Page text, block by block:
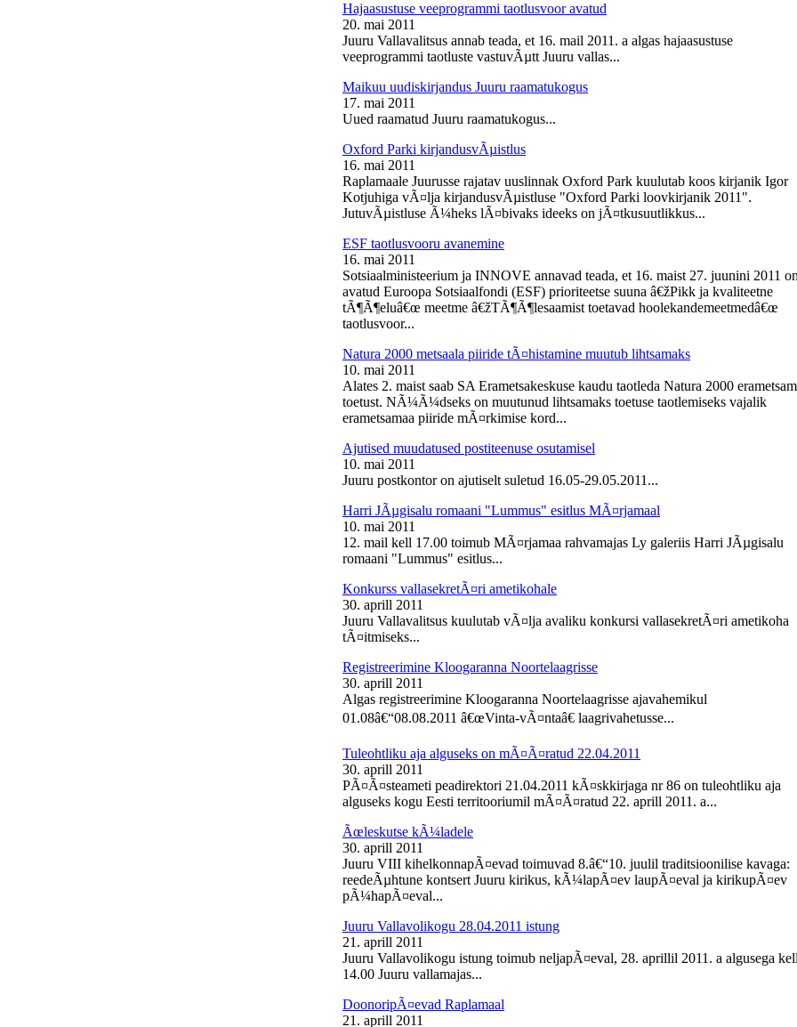
Hajaasustuse veeprogrammi taotlusvoor avatud
20. mai 2011
Juuru Vallavalitsus annab teada, et 16. mail 2011. a algas hajaasustuse
veeprogrammi taotluste vastuvÃµtt Juuru vallas...
Maikuu uudiskirjandus Juuru raamatukogus
17. mai 2011
Uued raamatud Juuru raamatukogus...
Oxford Parki kirjandusvÃµistlus
16. mai 2011
Raplamaale Juurusse rajatav uuslinnak Oxford Park kuulutab koos kirjanik Igor
Kotjuhiga vÃ¤lja kirjandusvÃµistluse "Oxford Parki loovkirjanik 2011".
JutuvÃµistluse Ã¼heks lÃ¤bivaks ideeks on jÃ¤tkusuutlikkus...
ESF taotlusvooru avanemine
16. mai 2011
Sotsiaalministeerium ja INNOVE annavad teada, et 16. maist 27. juunini 2011 on
avatud Euroopa Sotsiaalfondi (ESF) prioriteetse suuna â€žPikk ja kvaliteetne
tÃ¶Ã¶eluâ€œ meetme â€žTÃ¶Ã¶lesaamist toetavad hoolekandemeetmedâ€œ
taotlusvoor...
Natura 2000 metsaala piiride tÃ¤histamine muutub lihtsamaks
10. mai 2011
Alates 2. maist saab SA Erametsakeskuse kaudu taotleda Natura 2000
toetust. NÃ¼Ã¼dseks on muutunud lihtsamaks toetuse taotlemiseks vajalik
erametsamaa piiride mÃ¤rkimise kord...
Ajutised muudatused postiteenuse osutamisel
10. mai 2011
Juuru postkontor on ajutiselt suletud 16.05-29.05.2011...
Harri JÃµgisalu romaani "Lummus" esitlus MÃ¤rjamaal
10. mai 2011
12. mail kell 17.00 toimub MÃ¤rjamaa rahvamajas Ly galeriis Harri JÃµgisalu
romaani "Lummus" esitlus...
Konkurss vallasekretÃ¤ri ametikohale
30. aprill 2011
Juuru Vallavalitsus kuulutab vÃ¤lja avaliku konkursi vallasekretÃ¤ri ametikoha
tÃ¤itmiseks...
Registreerimine Kloogaranna Noortelaagrisse
30. aprill 2011
Algas registreerimine Kloogaranna Noortelaagrisse ajavahemikul
01.08â€“08.08.2011 â€œVinta-vÃ¤ntaâ€ laagrivahetusse...
Tuleohtliku aja alguseks on mÃ¤Ã¤ratud 22.04.2011
30. aprill 2011
PÃ¤Ã¤steameti peadirektori 21.04.2011 kÃ¤skkirjaga nr 86 on tuleohtliku aja
alguseks kogu Eesti territooriumil mÃ¤Ã¤ratud 22. aprill 2011. a...
Ãœleskutse kÃ¼ladele
30. aprill 2011
Juuru VIII kihelkonnapÃ¤evad toimuvad 8.â€“10. juulil traditsioonilise kavaga:
reedeÃµhtune kontsert Juuru kirikus, kÃ¼lapÃ¤ev laupÃ¤eval ja kirikupÃ¤ev
pÃ¼hapÃ¤eval...
Juuru Vallavolikogu 28.04.2011 istung
21. aprill 2011
Juuru Vallavolikogu istung toimub neljapÃ¤eval, 28. aprillil 2011. a algusega kell
14.00 Juuru vallamajas...
DoonoripÃ¤evad Raplamaal
21. aprill 2011